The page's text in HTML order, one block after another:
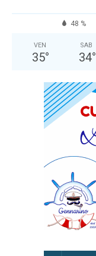
48 %
VEN
35°
SAB
34°